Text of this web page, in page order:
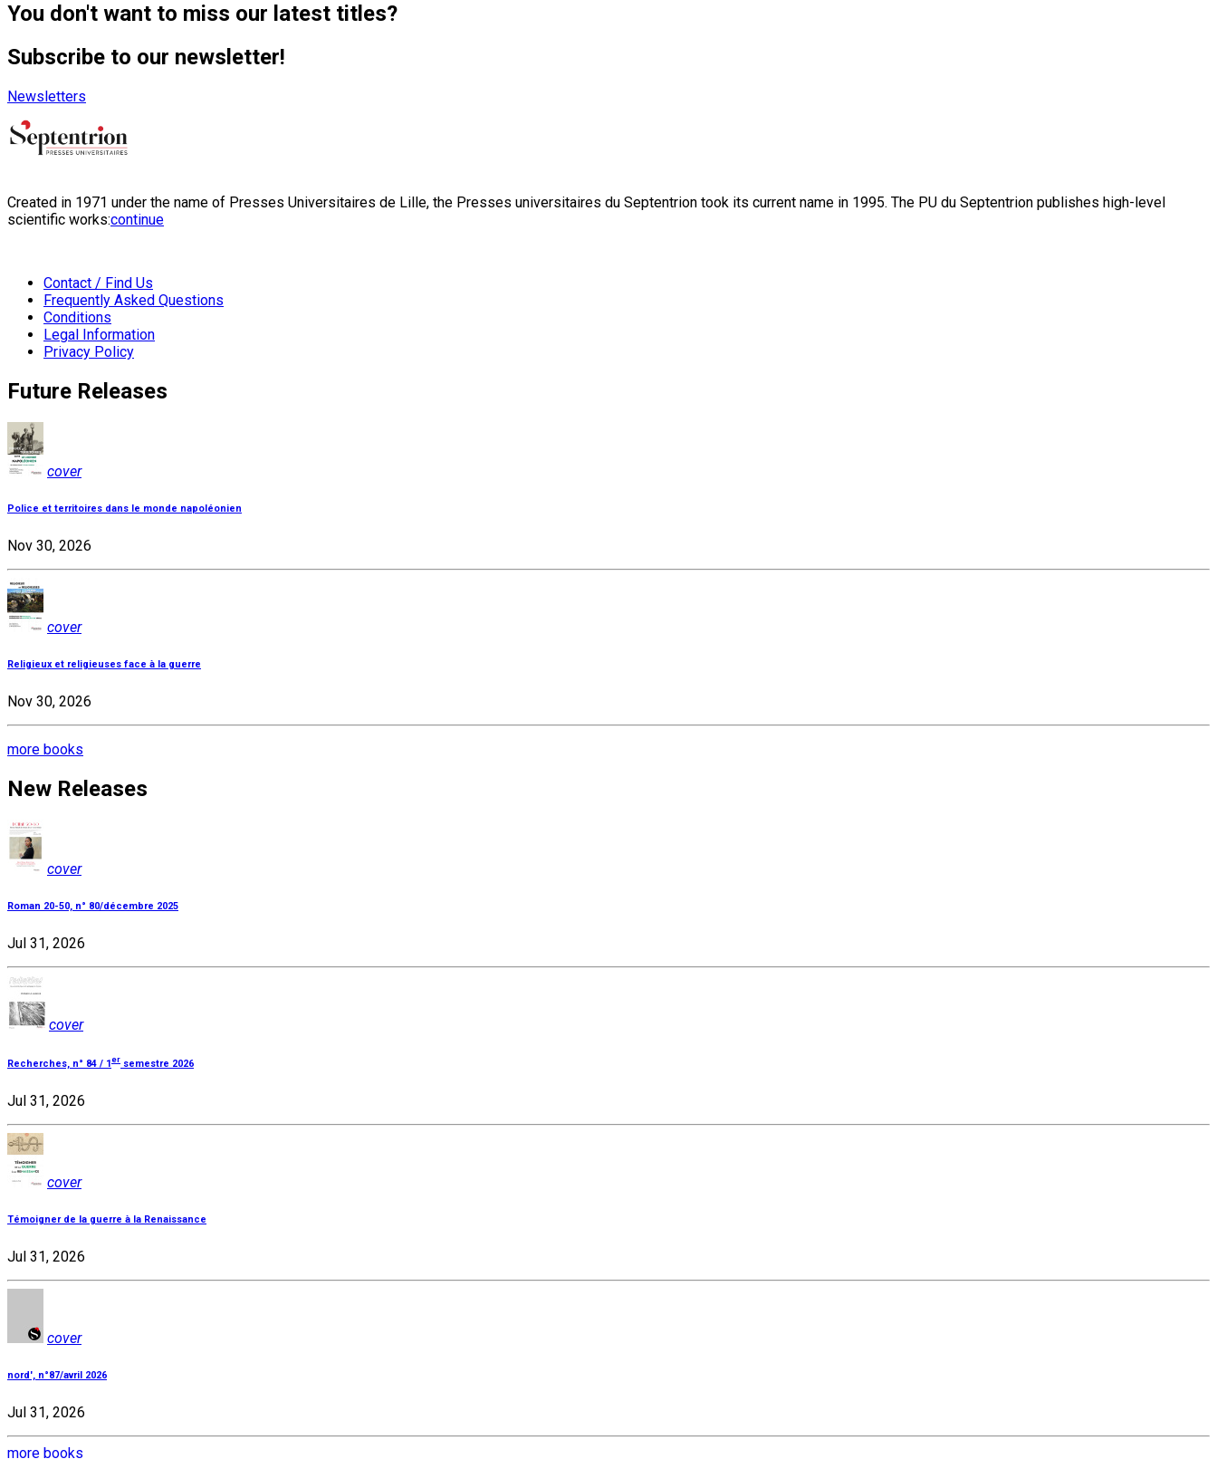
You don't want to miss our latest titles?
Subscribe to our newsletter!
Newsletters
Created in 1971 under the name of Presses Universitaires de Lille, the Presses universitaires du Septentrion took its current name in 1995. The PU du Septentrion publishes high-level
scientific works:continue
Contact / Find Us
Frequently Asked Questions
Conditions
Legal Information
Privacy Policy
Future Releases
cover
Police et territoires dans le monde napoléonien
Nov 30, 2026
cover
Religieux et religieuses face à la guerre
Nov 30, 2026
more books
New Releases
cover
Roman 20-50, n° 80/décembre 2025
Jul 31, 2026
cover
Recherches, n° 84 / 1 er semestre 2026
Jul 31, 2026
cover
Témoigner de la guerre à la Renaissance
Jul 31, 2026
cover
nord', n°87/avril 2026
Jul 31, 2026
more books